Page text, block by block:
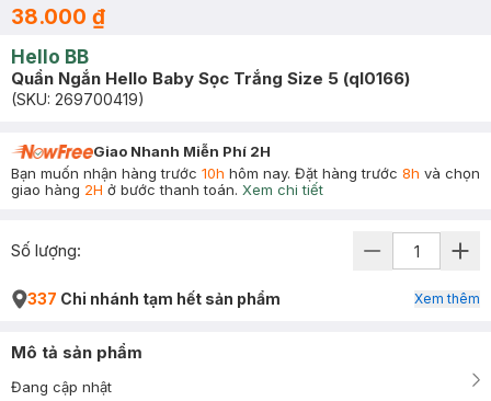
38.000 ₫
Hello BB
Quần Ngắn Hello Baby Sọc Trắng Size 5 (ql0166)
(SKU: 269700419)
Giao Nhanh Miễn Phí 2H
Bạn muốn nhận hàng trước 10h hôm nay. Đặt hàng trước 8h và chọn
giao hàng 2H ở bước thanh toán. Xem chi tiết
Số lượng:
337 Chi nhánh tạm hết sản phẩm Xem thêm
Mô tả sản phẩm
Đang cập nhật